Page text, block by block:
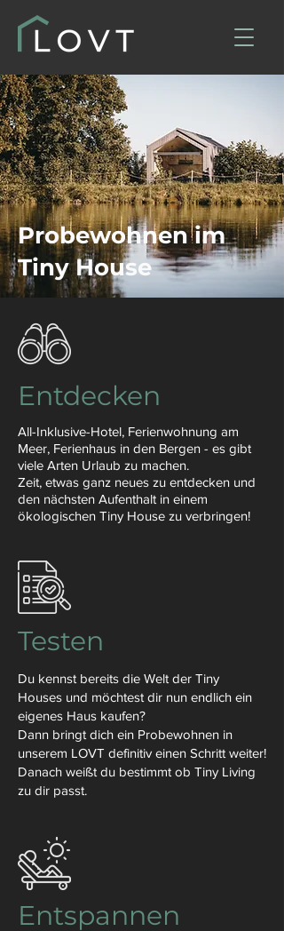
Probewohnen im
Tiny House
Entdecken
All-Inklusive-Hotel, Ferienwohnung am
Meer, Ferienhaus in den Bergen - es gibt
viele Arten Urlaub zu machen.
Zeit, etwas ganz neues zu entdecken und
den nächsten Aufenthalt in einem
ökologischen Tiny House zu verbringen!
Testen
Du kennst bereits die Welt der Tiny
Houses und möchtest dir nun endlich ein
eigenes Haus kaufen?
Dann bringt dich ein Probewohnen in
unserem LOVT definitiv einen Schritt weiter!
Danach weißt du bestimmt ob Tiny Living
zu dir passt.
Entspannen